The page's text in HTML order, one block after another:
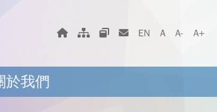
回首頁網站地圖相關網站聯絡我們
EN 字體大小選擇
A A- A+
於我們